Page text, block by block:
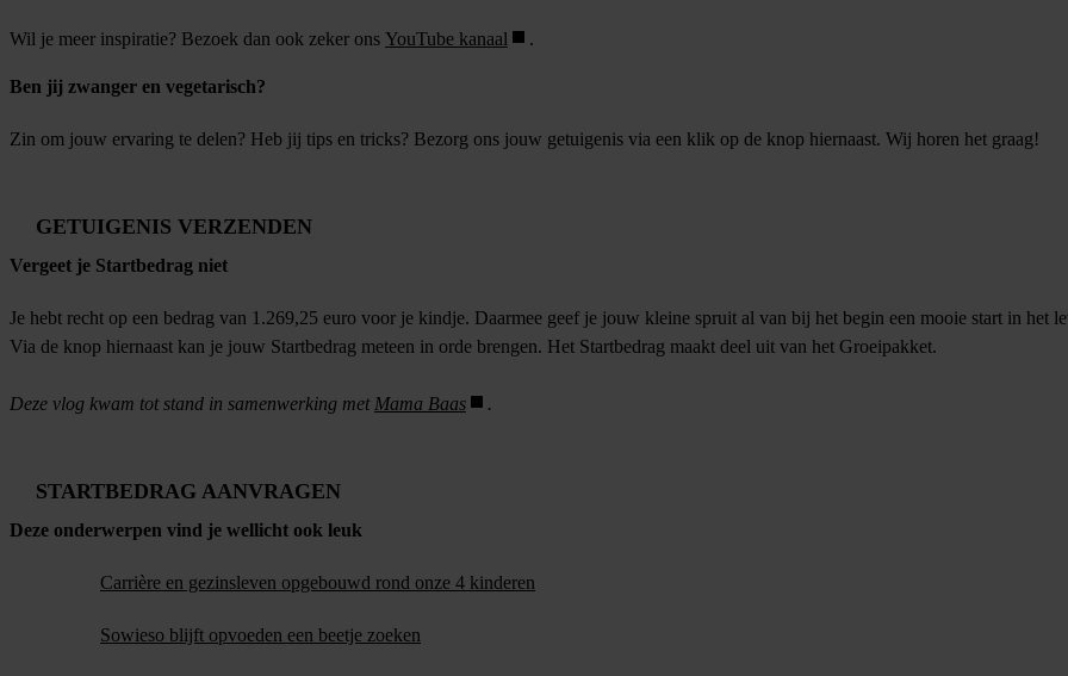
Wil je meer inspiratie? Bezoek dan ook zeker ons YouTube kanaal .
Ben jij zwanger en vegetarisch?
Zin om jouw ervaring te delen? Heb jij tips en tricks? Bezorg ons jouw getuigenis via een klik op de knop hiernaast. Wij horen het graag!
GETUIGENIS VERZENDEN
Vergeet je Startbedrag niet
Je hebt recht op een bedrag van 1.269,25 euro voor je kindje. Daarmee geef je jouw kleine spruit al van bij het begin een mooie start in het
Via de knop hiernaast kan je jouw Startbedrag meteen in orde brengen. Het Startbedrag maakt deel uit van het Groeipakket.
Deze vlog kwam tot stand in samenwerking met Mama Baas .
STARTBEDRAG AANVRAGEN
Deze onderwerpen vind je wellicht ook leuk
Carrière en gezinsleven opgebouwd rond onze 4 kinderen
Sowieso blijft opvoeden een beetje zoeken